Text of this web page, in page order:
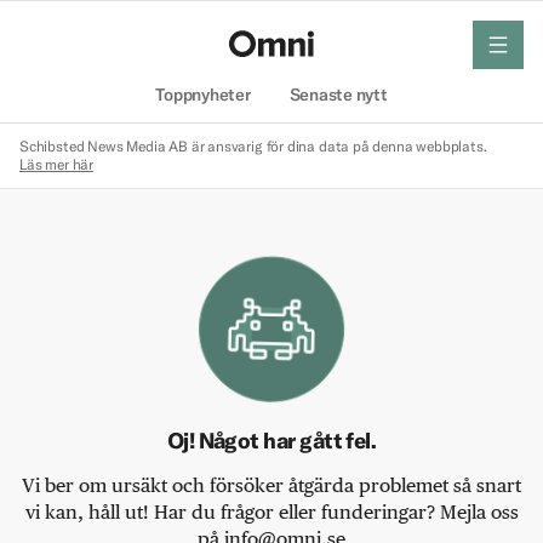
Toppnyheter Senaste nytt
meny
Schibsted News Media AB är ansvarig för dina data på denna webbplats.
Läs mer här
Oj! Något har gått fel.
Vi ber om ursäkt och försöker åtgärda problemet så snart
vi kan, håll ut! Har du frågor eller funderingar? Mejla oss